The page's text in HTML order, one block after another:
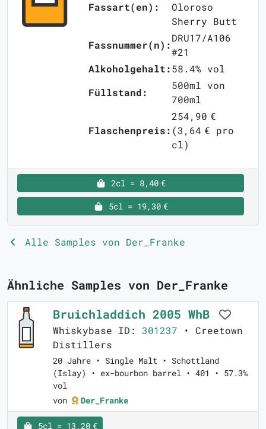
Fassart(en):
Oloroso
Sherry Butt
Fassnummer(n):
DRU17/A106
#21
Alkoholgehalt:58.4% vol
Füllstand:
500ml von
700ml
Flaschenpreis:
254,90 €
(3,64 € pro
cl)
2cl = 8,40 €
5cl = 19,30 €
Alle Samples von Der_Franke
Ähnliche Samples von Der_Franke
Bruichladdich 2005 WhB
Whiskybase ID: 301237 • Creetown
Distillers
20 Jahre • Single Malt • Schottland
(Islay) • ex-bourbon barrel • 401 • 57.3%
vol
von
Der_Franke
5cl = 13,20 €